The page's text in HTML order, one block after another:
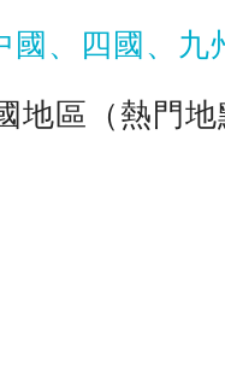
國、四國、九
地區（熱門地